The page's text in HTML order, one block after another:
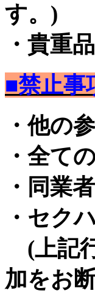
す。)
・貴重
■禁止事
・他の
・全て
・同業
・セク
(上記
加をお